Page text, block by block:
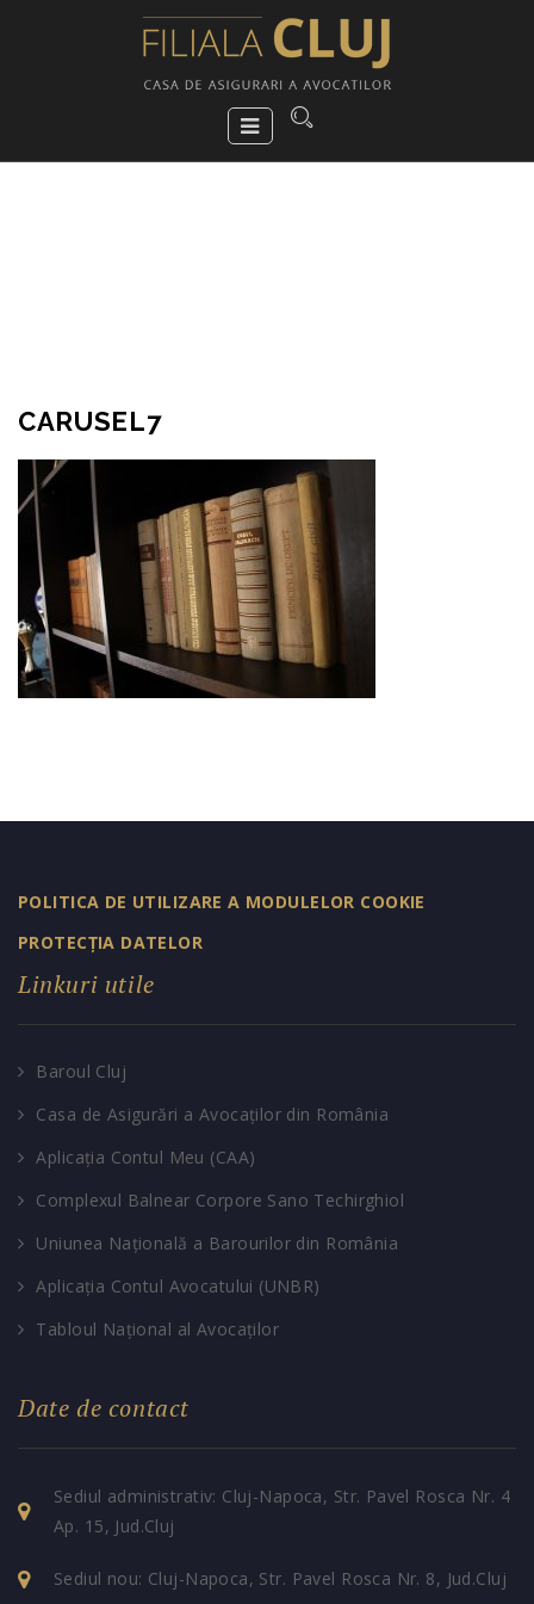
CARUSEL7
POLITICA DE UTILIZARE A MODULELOR COOKIE
PROTECȚIA DATELOR
Linkuri utile
Baroul Cluj
Casa de Asigurări a Avocaților din România
Aplicația Contul Meu (CAA)
Complexul Balnear Corpore Sano Techirghiol
Uniunea Națională a Barourilor din România
Aplicația Contul Avocatului (UNBR)
Tabloul Național al Avocaților
Date de contact
Sediul administrativ: Cluj-Napoca, Str. Pavel Rosca Nr. 4
Ap. 15, Jud.Cluj
Sediul nou: Cluj-Napoca, Str. Pavel Rosca Nr. 8, Jud.Cluj